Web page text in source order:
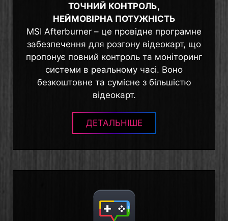
ТОЧНИЙ КОНТРОЛЬ,
НЕЙМОВІРНА ПОТУЖНІСТЬ
MSI Afterburner – це провідне програмне
забезпечення для розгону відеокарт, що
пропонує повний контроль та моніторинг
системи в реальному часі. Воно
безкоштовне та сумісне з більшістю
відеокарт.
ДЕТАЛЬНІШЕ